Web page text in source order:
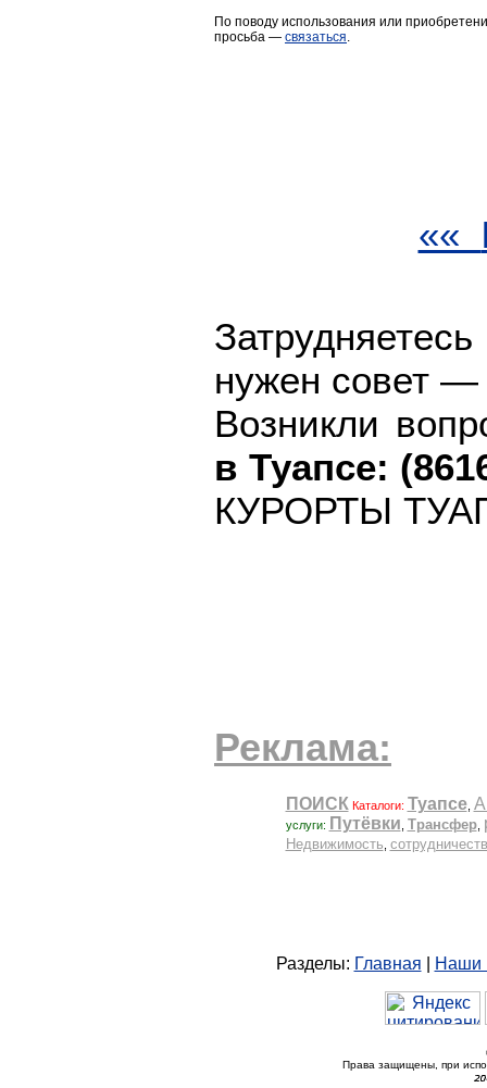
По поводу использования или
просьба — связаться.
««
нужен совет
Возникли
в Туапсе:
КУРОРТЫ
Реклама:
Разделы: Главная Наши
Права защищены, при